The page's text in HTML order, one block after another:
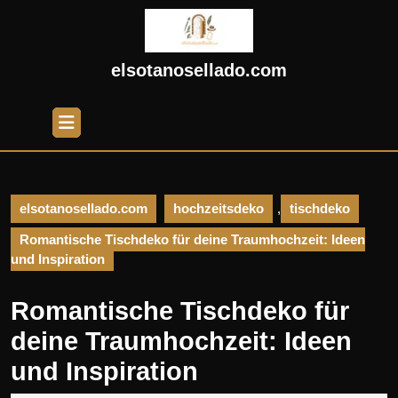
elsotanosellado.com
Open
Button
elsotanosellado.com hochzeitsdeko , tischdeko
Romantische Tischdeko für deine Traumhochzeit: Ideen
und Inspiration
Romantische Tischdeko für
deine Traumhochzeit: Ideen
und Inspiration